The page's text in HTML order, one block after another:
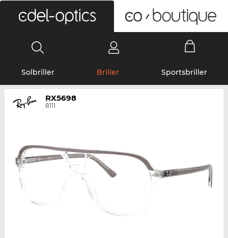
Solbriller Briller Sportsbriller
RX5698
8111